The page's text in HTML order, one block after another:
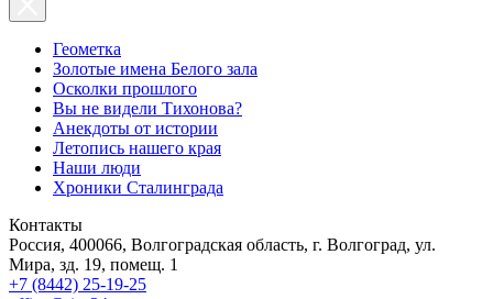
Геометка
Золотые имена Белого зала
Осколки прошлого
Вы не видели Тихонова?
Анекдоты от истории
Летопись нашего края
Наши люди
Хроники Сталинграда
Контакты
Россия, 400066, Волгоградская область, г. Волгоград, ул.
Мира, зд. 19, помещ. 1
+7 (8442) 25-19-25